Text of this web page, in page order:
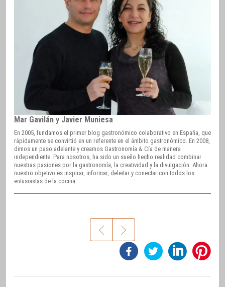
Mar Gavilán y Javier Muniesa
En 2005, fundamos el primer blog gastronómico colaborativo en España, que
rápidamente se convirtió en un referente en el ámbito gastronómico. En 2008,
dimos un paso adelante y creamos Gastronomía & Cía de manera
independiente. Para nosotros, ha sido un sueño hecho realidad combinar
nuestras pasiones por la gastronomía, la creatividad y la divulgación. Ahora
nuestro objetivo es inspirar, informar, deleitar y conectar con todos los
entusiastas de la cocina.